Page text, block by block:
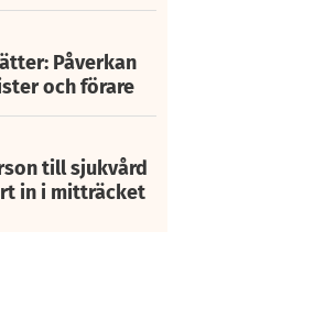
Påverkan
och förare
till sjukvård
in i mitträcket